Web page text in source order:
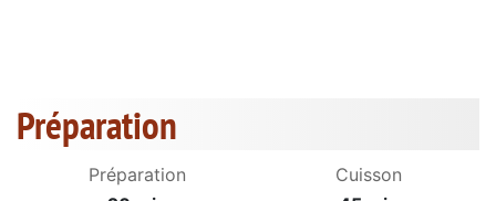
Préparation
Préparation
Cuisson